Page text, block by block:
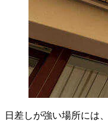
日差しが強い場所には